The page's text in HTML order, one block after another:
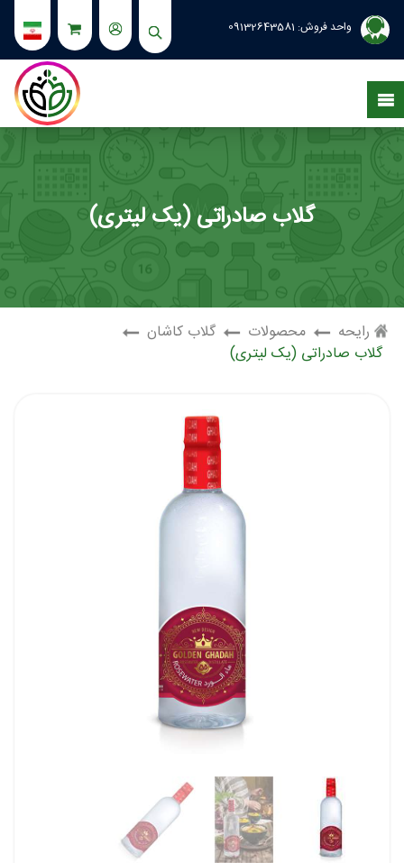
واحد فروش: 09132643581
گلاب صادراتی (یک لیتری)
رایحه محصولات
گلاب کاشان
گلاب صادراتی (یک لیتری)